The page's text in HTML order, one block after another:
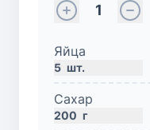
1
Яйца
5 шт.
Сахар
200 г